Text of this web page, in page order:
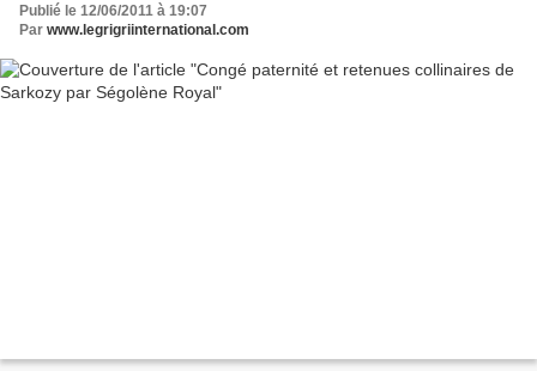
Publié le 12/06/2011 à 19:07
Par www.legrigriinternational.com